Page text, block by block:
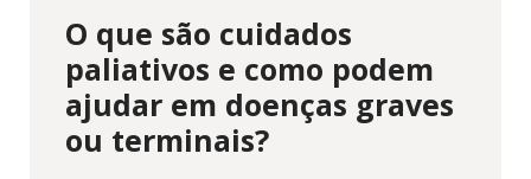
O que são cuidados
paliativos e como podem
ajudar em doenças graves
ou terminais?